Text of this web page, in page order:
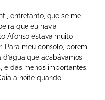
entretanto, que se me
que eu havia
Afonso estava muito
Para meu consolo, porém,
que acabávamos
e das menos importantes.
a noite quando